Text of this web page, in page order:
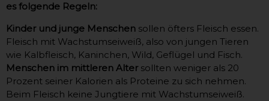
es folgende Regeln:
Kinder und junge Menschen sollen öfters Fleisch essen.
Fleisch mit Wachstumseiweiß, also von jungen Tieren
wie Kalbfleisch, Kaninchen, Wild, Geflügel und Fisch.
Menschen im mittleren Alter sollten weniger als 20
Prozent seiner Kalorien als Proteine zu sich nehmen.
Beim Fleisch keine Jungtiere mit Wachstumseiweiß.